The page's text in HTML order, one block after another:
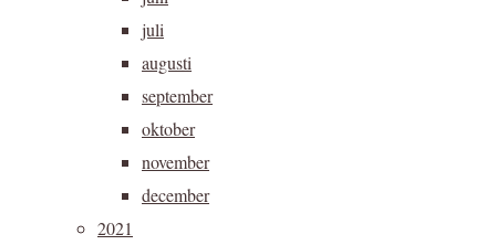
juli
augusti
september
oktober
november
december
2021